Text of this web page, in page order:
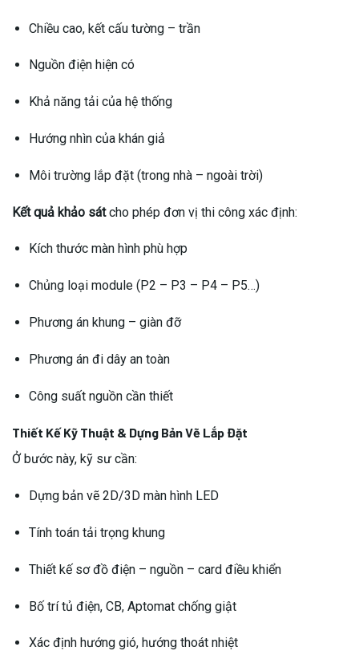
Chiều cao, kết cấu tường – trần
Nguồn điện hiện có
Khả năng tải của hệ thống
Hướng nhìn của khán giả
Môi trường lắp đặt (trong nhà – ngoài trời)
Kết quả khảo sátcho phép đơn vị thi công xác định:
Kích thước màn hình phù hợp
Chủng loại module (P2 – P3 – P4 – P5…)
Phương án khung – giàn đỡ
Phương án đi dây an toàn
Công suất nguồn cần thiết
Thiết Kế Kỹ Thuật & Dựng Bản Vẽ Lắp Đặt
Ở bước này, kỹ sư cần:
Dựng bản vẽ 2D/3D màn hình LED
Tính toán tải trọng khung
Thiết kế sơ đồ điện – nguồn – card điều khiển
Bố trí tủ điện, CB, Aptomat chống giật
Xác định hướng gió, hướng thoát nhiệt